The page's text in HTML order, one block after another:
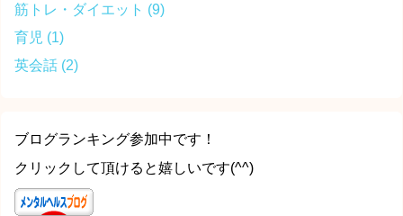
筋トレ・ダイエット (9)
育児 (1)
英会話 (2)
ブログランキング参加中です！
クリックして頂けると嬉しいです(^^)